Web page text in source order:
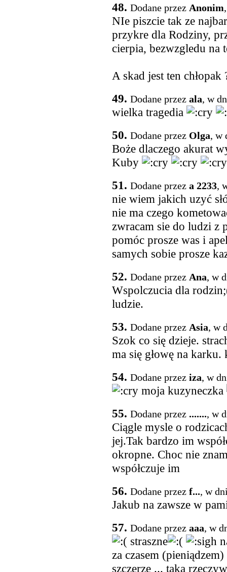
48. Dodane przez Anonim
NIe piszcie tak ze
przykre dla Rodziny,
cierpia, bezwzgledu
A skad jest ten chłopak
49. Dodane przez ala, w
wielka tragedia
50. Dodane przez Olga, w
Boże dlaczego akurat
Kuby
51. Dodane przez a 2233,
nie wiem jakich uzyć
nie ma czego
zwracam sie do ludzi z
pomóc prosze was i
samych sobie prosze
52. Dodane przez Ana, w
Wspolczucia dla
ludzie.
53. Dodane przez Asia, w
Szok co się dzieje.
ma się głowę na
54. Dodane przez iza, w
moja kuzyneczka
55. Dodane przez ......., w
Ciągle mysle o
jej.Tak bardzo im
okropne. Choc nie
współczuje im
56. Dodane przez f..., w
Jakub na zawsze w
57. Dodane przez aaa, w
straszne
za czasem
szczerze ... taka